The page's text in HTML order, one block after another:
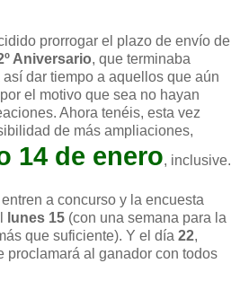
prorrogar el plazo de envío de
Aniversario, que terminaba
dar tiempo a aquellos que aún
el motivo que sea no hayan
Ahora tenéis, esta vez
de más ampliaciones,
14 de enero, inclusive.
a concurso y la encuesta
lunes 15 (con una semana para la
que suficiente). Y el día 22,
proclamará al ganador con todos